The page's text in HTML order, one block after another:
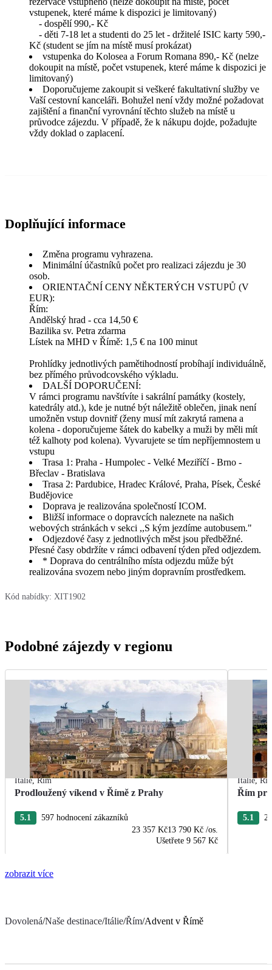
vstupenek, které máme k dispozici je limitovaný)
- dospělí 990,- Kč
- děti 7-18 let a studenti do 25 let - držitelé ISIC karty 590,-
Kč (student se jím na místě musí prokázat)
vstupenka do Kolosea a Forum Romana 890,- Kč (nelze
dokoupit na místě, počet vstupenek, které máme k dispozici je
limitovaný)
Doporučujeme zakoupit si veškeré fakultativní služby ve
Vaší cestovní kanceláři. Bohužel není vždy možné požadovat
zajištění a finanční vyrovnání těchto služeb na místě u
průvodce zájezdu. V případě, že k nákupu dojde, požadujte
vždy doklad o zaplacení.
Doplňující informace
Změna programu vyhrazena.
Minimální účastníků počet pro realizaci zájezdu je 30
osob.
ORIENTAČNÍ CENY NĚKTERÝCH VSTUPŮ (V
EUR):
Řím:
Andělský hrad - cca 14,50 €
Bazilika sv. Petra zdarma
Lístek na MHD v Římě: 1,5 € na 100 minut
Prohlídky jednotlivých pamětihodností probíhají individuálně,
bez přímého průvodcovského výkladu.
DALŠÍ DOPORUČENÍ:
V rámci programu navštívíte i sakrální památky (kostely,
katedrály atd.), kde je nutné být náležitě oblečen, jinak není
umožněn vstup dovnitř (ženy musí mít zakrytá ramena a
kolena - doporučujeme šátek do kabelky a muži by měli mít
též kalhoty pod kolena). Vyvarujete se tím nepříjemnostem u
vstupu
Trasa 1: Praha - Humpolec - Velké Meziříčí - Brno -
Břeclav - Bratislava
Trasa 2: Pardubice, Hradec Králové, Praha, Písek, České
Budějovice
Doprava je realizována společností ICOM.
Bližší informace o dopravcích naleznete na našich
webových stránkách v sekci ,,S kým jezdíme autobusem."
Odjezdové časy z jednotlivých měst jsou předběžné.
Přesné časy obdržíte v rámci odbavení týden před odjezdem.
* Doprava do centrálního místa odjezdu může být
realizována svozem nebo jiným dopravním prostředkem.
Kód nabídky: XIT1902
Podobné zájezdy v regionu
Itálie,Řím
Prodloužený víkend v Římě z Prahy
5.1
597 hodnocení zákazníků
23 357 Kč13 790 Kč /os.
Ušetřete 9 567 Kč
Itálie,
Řím
5.1
zobrazit více
Dovolená/Naše destinace/Itálie/Řím/Advent v Římě